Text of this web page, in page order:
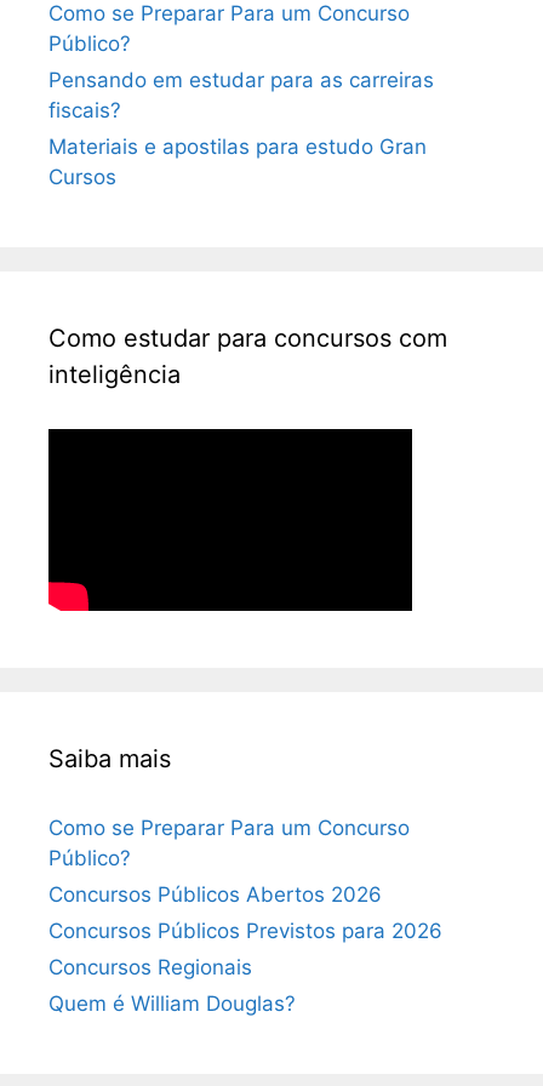
Como se Preparar Para um Concurso
Público?
Pensando em estudar para as carreiras
fiscais?
Materiais e apostilas para estudo Gran
Cursos
Como estudar para concursos com
inteligência
Saiba mais
Como se Preparar Para um Concurso
Público?
Concursos Públicos Abertos 2026
Concursos Públicos Previstos para 2026
Concursos Regionais
Quem é William Douglas?